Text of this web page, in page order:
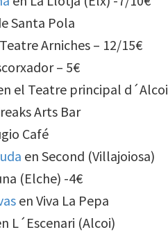
Santa Pola
Arniches – 12/15€
– 5€
el Teatre principal d´Alcoi
Arts Bar
Café
en Second (Villajoiosa)
(Elche) -4€
en Viva La Pepa
L´Escenari (Alcoi)